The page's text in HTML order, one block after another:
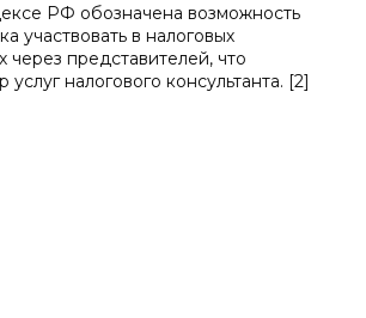
РФ обозначена возможность
участвовать в налоговых
представителей, что
налогового консультанта. [2]